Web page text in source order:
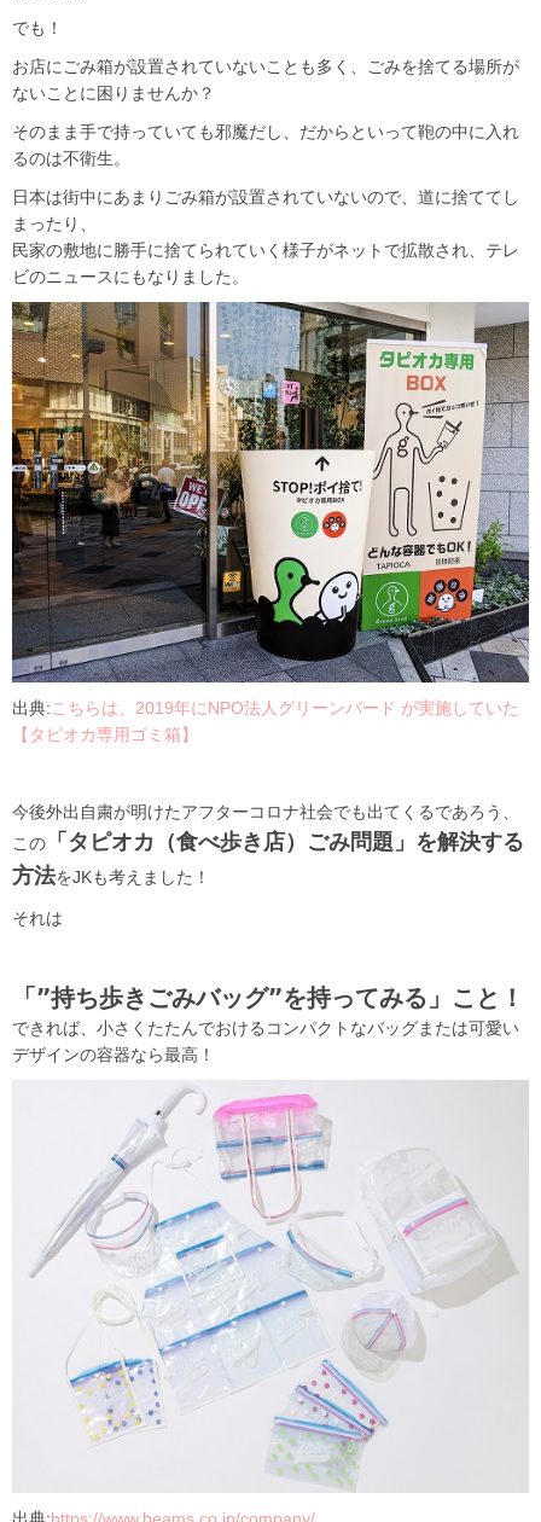
でも！
お店にごみ箱が設置されていないことも多く、ごみを捨てる場所が
ないことに困りませんか？
そのまま手で持っていても邪魔だし、だからといって鞄の中に入れ
るのは不衛生。
日本は街中にあまりごみ箱が設置されていないので、道に捨ててし
まったり、
民家の敷地に勝手に捨てられていく様子がネットで拡散され、テレ
ビのニュースにもなりました。
出典: こちらは、2019年にNPO法人グリーンバード が実施していた
【タピオカ専用ゴミ箱】
今後外出自粛が明けたアフターコロナ社会でも出てくるであろう、
この
「タピオカ（食べ歩き店）ごみ問題」を解決する
方法をJKも考えました！
それは
「”持ち歩きごみバッグ”を持ってみる」こと！
できれば、小さくたたんでおけるコンパクトなバッグまたは可愛い
デザインの容器なら最高！